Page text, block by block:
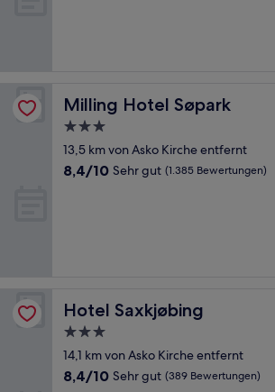
Milling Hotel Søpark
Milling Hotel Søpark
3.0-
Sterne-
Unterkunft
13,5 km von Asko Kirche entfernt
8.4
8,4/10 Sehr gut (1.385 Bewertungen)
Hotel Saxkjøbing
Hotel Saxkjøbing
3.0-
Sterne-
Unterkunft
14,1 km von Asko Kirche entfernt
8.4
8,4/10 Sehr gut (389 Bewertungen)